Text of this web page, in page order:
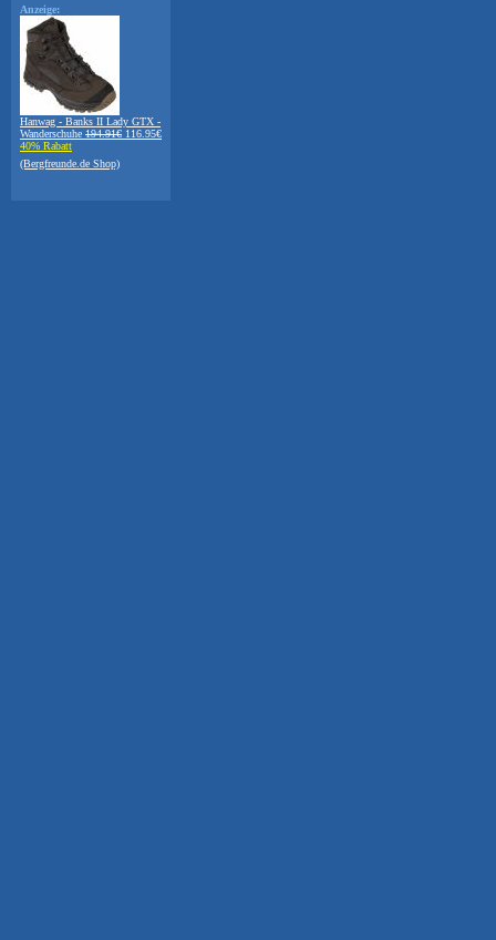
Anzeige:
Hanwag - Banks II Lady GTX -
Wanderschuhe 194.91€ 116.95€
40% Rabatt
(Bergfreunde.de Shop)